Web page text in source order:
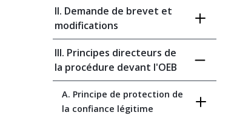
II. Demande de brevet et
modifications
III. Principes directeurs de
la procédure devant l'OEB
A. Principe de protection de
la confiance légitime